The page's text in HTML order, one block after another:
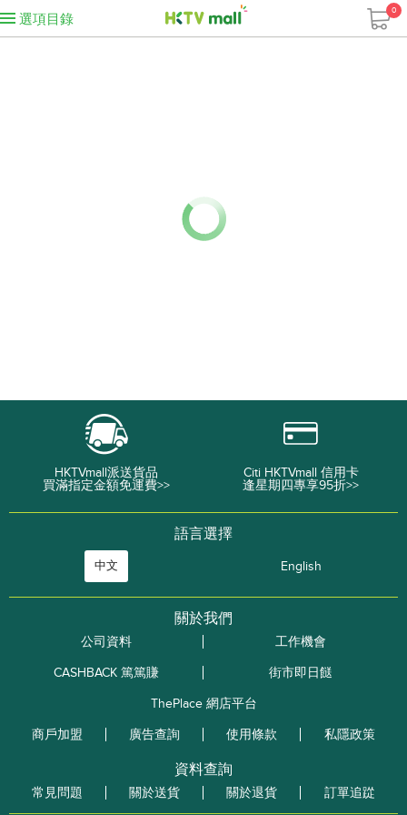
選項目錄
0
HKTVmall派送貨品
買滿指定金額免運費>>
Citi HKTVmall 信用卡
逢星期四專享95折>>
語言選擇
中文 English
關於我們
公司資料
工作機會
CASHBACK 篤篤賺
街市即日餸
ThePlace 網店平台
商戶加盟
廣告查詢 使用條款 私隱政策
資料查詢
常見問題 關於送貨 關於退貨 訂單追踨